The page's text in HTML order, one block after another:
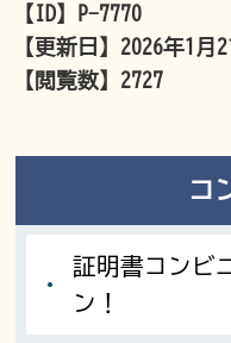
【ID】
P-7770
【更新日】 2026年1月
【閲覧数】 2727
コ
証明書コンビ
ン！